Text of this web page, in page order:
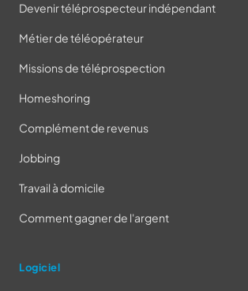
Devenir téléprospecteur indépendant
Métier de téléopérateur
Missions de téléprospection
Homeshoring
Complément de revenus
Jobbing
Travail à domicile
Comment gagner de l'argent
Logiciel